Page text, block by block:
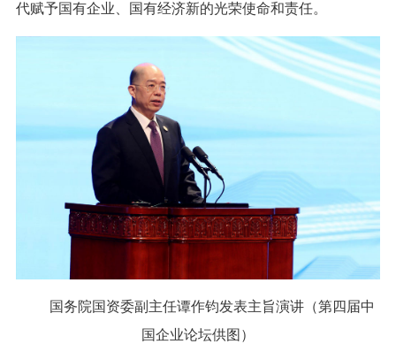
代赋予国有企业、国有经济新的光荣使命和责任。
国务院国资委副主任谭作钧发表主旨演讲（第四届中
国企业论坛供图）